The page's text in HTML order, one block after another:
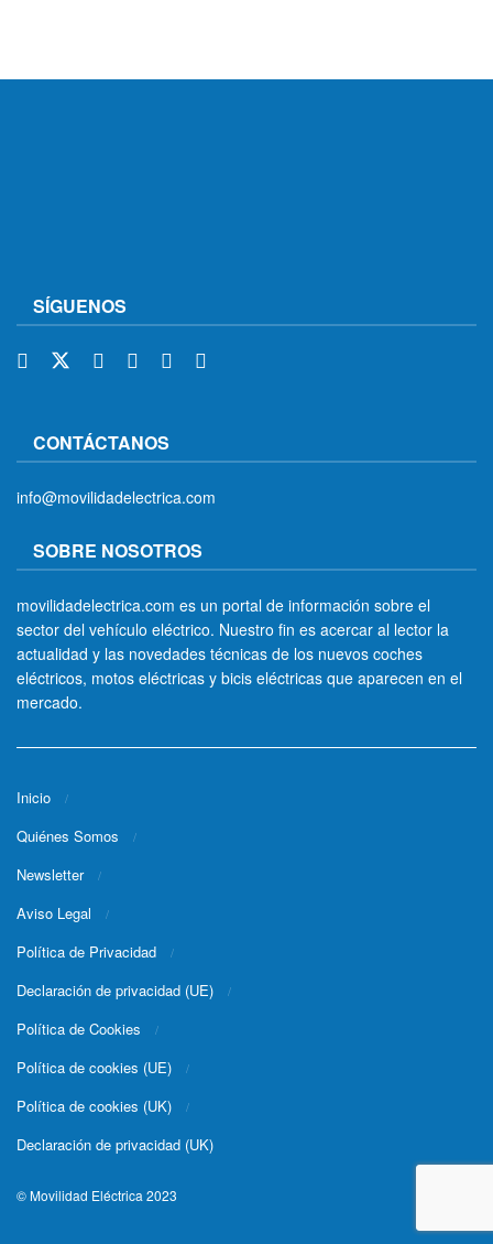
SÍGUENOS
CONTÁCTANOS
info@movilidadelectrica.com
SOBRE NOSOTROS
movilidadelectrica.com es un portal de información sobre el
sector del vehículo eléctrico. Nuestro fin es acercar al lector la
actualidad y las novedades técnicas de los nuevos coches
eléctricos, motos eléctricas y bicis eléctricas que aparecen en el
mercado.
Inicio
Quiénes Somos
Newsletter
Aviso Legal
Política de Privacidad
Declaración de privacidad (UE)
Política de Cookies
Política de cookies (UE)
Política de cookies (UK)
Declaración de privacidad (UK)
© Movilidad Eléctrica 2023